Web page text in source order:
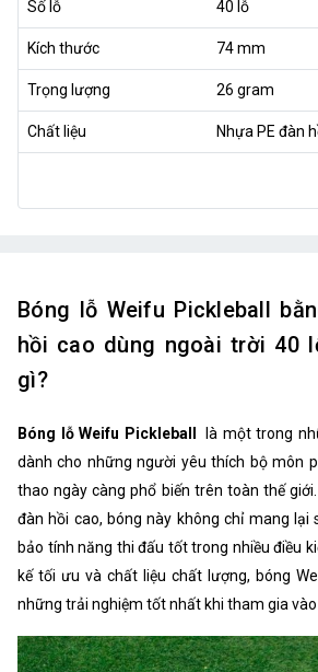
Số lỗ 40 lỗ
Kích thước 74 mm
Trọng lượng 26 gram
Chất liệu Nhựa PE đàn
Bóng lỗ Weifu Pickleball
hồi cao dùng ngoài trời 40
gì?
Bóng lỗ Weifu Pickleball là một trong
dành cho những người yêu thích bộ môn
thao ngày càng phổ biến trên toàn thế
đàn hồi cao, bóng này không chỉ mang lại
bảo tính năng thi đấu tốt trong nhiều điều
kế tối ưu và chất liệu chất lượng, bóng
những trải nghiệm tốt nhất khi tham gia vào